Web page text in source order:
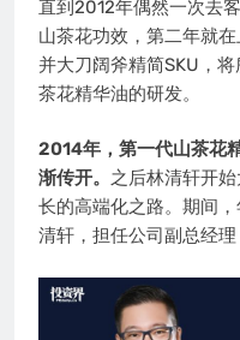
直到2012年偶然一次去
山茶花功效，第二年就
并大刀阔斧精简SKU，
茶花精华油的研发。
2014年，第一代山茶花
渐传开。 之后林清轩开
长的高端化之路。期间
清轩，担任公司副总经理